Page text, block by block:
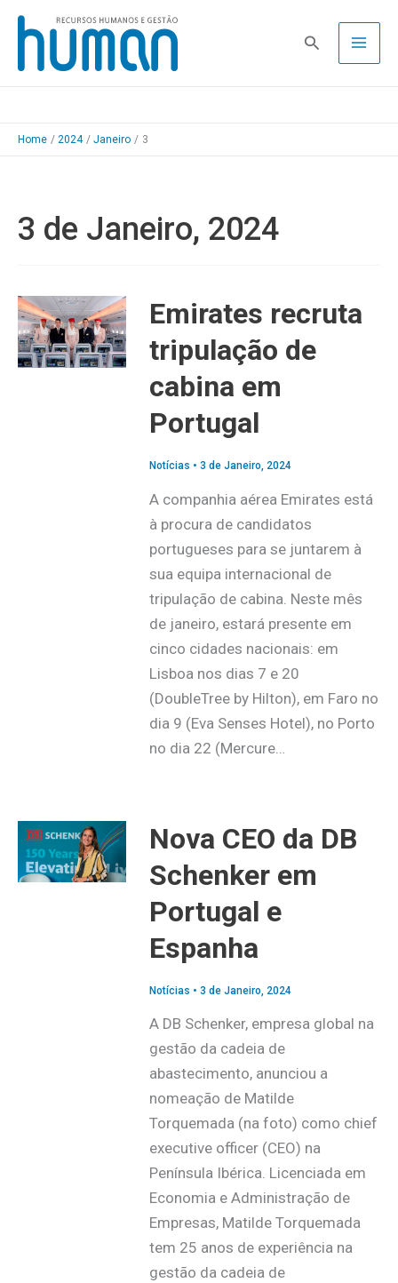
Skip
content
Pesquisa
Home 2024 Janeiro 3
3 de Janeiro, 2024
Emirates recruta
tripulação de
cabina em
Portugal
Notícias • 3 de Janeiro, 2024
A companhia aérea Emirates está
à procura de candidatos
portugueses para se juntarem à
sua equipa internacional de
tripulação de cabina. Neste mês
de janeiro, estará presente em
cinco cidades nacionais: em
Lisboa nos dias 7 e 20
(DoubleTree by Hilton), em Faro no
dia 9 (Eva Senses Hotel), no Porto
no dia 22 (Mercure…
Nova CEO da DB
Schenker em
Portugal e
Espanha
Notícias • 3 de Janeiro, 2024
A DB Schenker, empresa global na
gestão da cadeia de
abastecimento, anunciou a
nomeação de Matilde
Torquemada (na foto) como chief
executive officer (CEO) na
Península Ibérica. Licenciada em
Economia e Administração de
Empresas, Matilde Torquemada
tem 25 anos de experiência na
gestão da cadeia de